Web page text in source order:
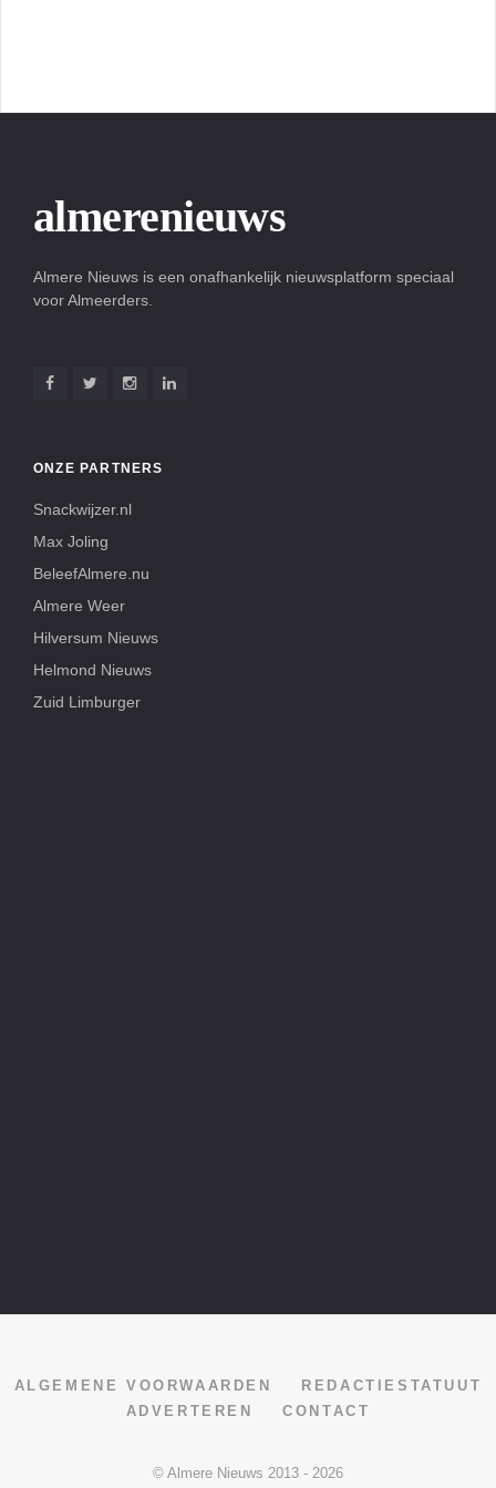
almerenieuws
Almere Nieuws is een onafhankelijk nieuwsplatform speciaal
voor Almeerders.
ONZE PARTNERS
Snackwijzer.nl
Max Joling
BeleefAlmere.nu
Almere Weer
Hilversum Nieuws
Helmond Nieuws
Zuid Limburger
ALGEMENE VOORWAARDEN
REDACTIESTATUUT
ADVERTEREN
CONTACT
© Almere Nieuws 2013 - 2026